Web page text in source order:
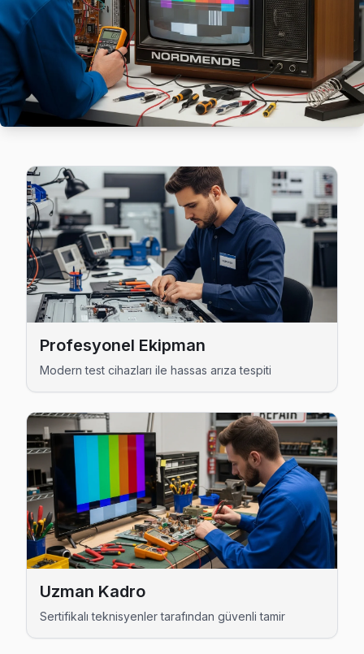
Dikilitaş mahallesinde Nordmende TV arızaları için aynı
Beşiktaş Nordmende Servis →
Etiler Nordmende Servis
Etiler'deki Nordmende TV sahiplerinin yüzde sekseni
Etiler Nordmende Anakart Tamiri →
Beşiktaş genelinde Gayrettepe bölgesinde Nordmende TV
Gayrettepe Nordmende Anakart Tamiri →
Konaklar Nordmende Servis
Beşiktaş'da Konaklar bölgesindeki Nordmende
Beşiktaş TV Servis Merkezi →
Beşiktaş'da Kültür bölgesindeki Nordmende
Beşiktaş TV Servis Merkezi →
Kuruçeşme Nordmende Servis
Kuruçeşme sakinlerine özel: Nordmende TV tamirinde
Kuruçeşme Nordmende Anakart Tamiri →
Levazım Nordmende Servis
Levazım'de Nordmende TV ekran değişimi gerekebilir
Beşiktaş TV Servis Merkezi →
Levent Nordmende Servis
Profesyonel Ekipman
Modern test cihazları ile hassas arıza tespiti
Uzman Kadro
Sertifikalı teknisyenler tarafından güvenli tamir